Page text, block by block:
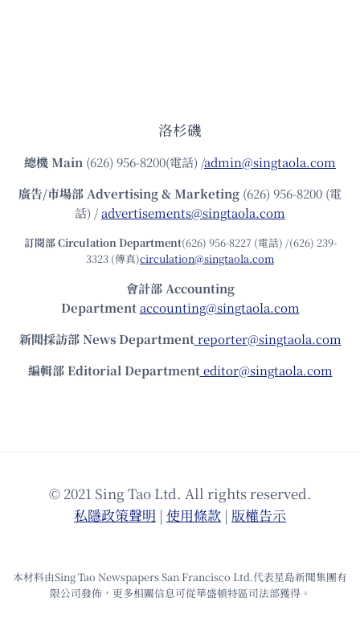
洛杉磯
總機Main (626) 956-8200(電話) /admin@singtaola.com
廣告/市場部Advertising & Marketing (626) 956-8200 (電
話) /advertisements@singtaola.com
訂閱部 Circulation Department(626) 956-8227 (電話) /(626) 239-
3323 (傳真)circulation@singtaola.com
會計部 Accounting
Department accounting@singtaola.com
新聞採訪部 News Department reporter@singtaola.com
編輯部 Editorial Department editor@singtaola.com
© 2021 Sing Tao Ltd. All rights reserved.
私隱政策聲明 | 使⽤條款 | 版權告⽰
本材料由Sing Tao Newspapers San Francisco Ltd.代表星島新聞集團有
限公司發佈，更多相關信息可從華盛頓特區司法部獲得。